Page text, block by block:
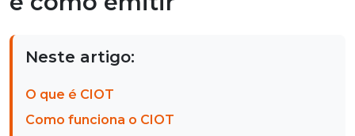
Neste artigo:
O que é CIOT
Como funciona o CIOT